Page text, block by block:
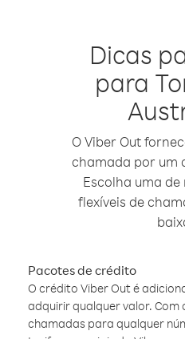
Dicas
para
O Viber Out
chamada por um
Escolha uma de
flexíveis de
Pacotes de crédito
O crédito Viber Out é
adquirir qualquer valor. Com
chamadas para qualquer